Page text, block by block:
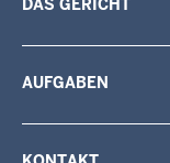
DAS GERICHT
AUFGABEN